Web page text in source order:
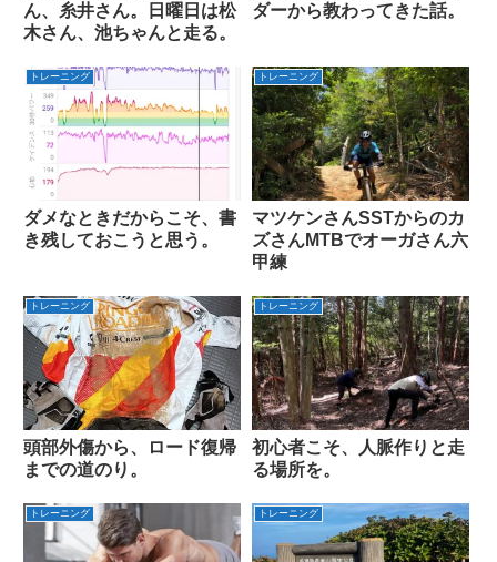
ん、糸井さん。日曜日は松
木さん、池ちゃんと走る。
ダーから教わってきた話。
トレーニング
ダメなときだからこそ、書
き残しておこうと思う。
トレーニング
マツケンさんSSTからのカ
ズさんMTBでオーガさん六
甲練
トレーニング
頭部外傷から、ロード復帰
までの道のり。
トレーニング
初心者こそ、人脈作りと走
る場所を。
トレーニング トレーニング